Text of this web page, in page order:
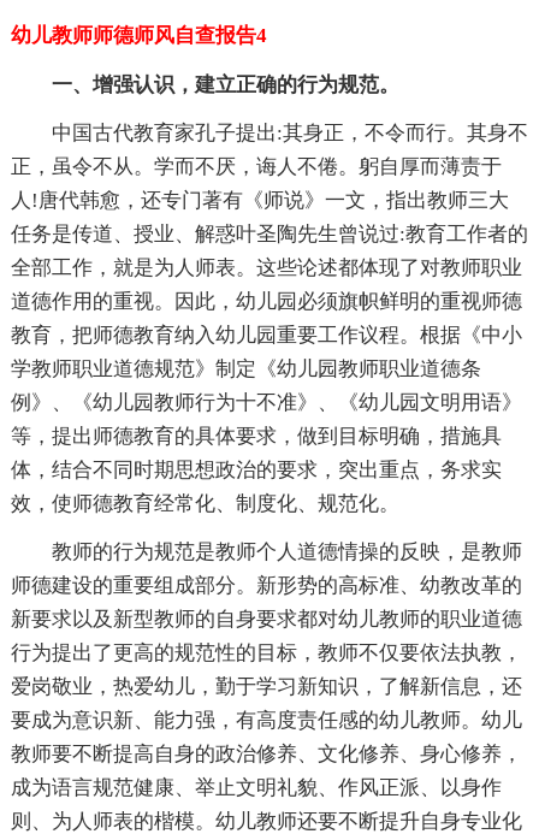
幼儿教师师德师风自查报告4
一、增强认识，建立正确的行为规范。
中国古代教育家孔子提出:其身正，不令而行。其身不
正，虽令不从。学而不厌，诲人不倦。躬自厚而薄责于
人!唐代韩愈，还专门著有《师说》 一文，指出教师三大
任务是传道、授业、解惑叶圣陶先生曾说过:教育工作者的
全部工作，就是为人师表。这些论述都体现了对教师职业
道德作用的重视。因此，幼儿园必须旗帜鲜明的重视师德
教育，把师德教育纳入幼儿园重要工作议程。根据《中小
学教师职业道德规范》制定《幼儿园教师职业道德条
例》、《幼儿园教师行为十不准》、《幼儿园文明用语》
等，提出师德教育的具体要求，做到目标明确，措施具
体，结合不同时期思想政治的要求，突出重点，务求实
效，使师德教育经常化、制度化、规范化。
教师的行为规范是教师个人道德情操的反映，是教师
师德建设的重要组成部分。新形势的高标准、幼教改革的
新要求以及新型教师的自身要求都对幼儿教师的职业道德
行为提出了更高的规范性的目标，教师不仅要依法执教，
爱岗敬业，热爱幼儿，勤于学习新知识，了解新信息，还
要成为意识新、能力强，有高度责任感的幼儿教师。幼儿
教师要不断提高自身的政治修养、文化修养、身心修养，
成为语言规范健康、举止文明礼貌、作风正派、以身作
则、为人师表的楷模。幼儿教师还要不断提升自身专业化